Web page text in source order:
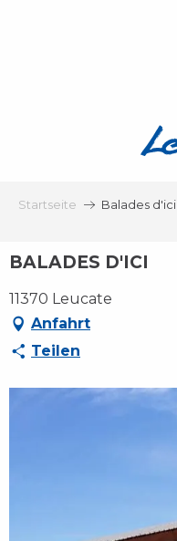
Startseite Balades d'ici
BALADES D'ICI
11370 Leucate
Anfahrt
Teilen